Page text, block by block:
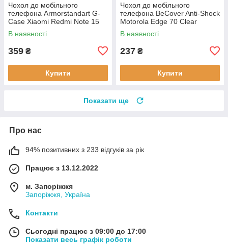
Чохол до мобільного
телефона Armorstandart G-
Case Xiaomi Redmi Note 15
4G Black (ARM89695)
В наявності
359 ₴
Купити
Чохол до мобільного
телефона BeCover Anti-Shock
Motorola Edge 70 Clear
(715069)
В наявності
237 ₴
Купити
Показати ще
Про нас
94% позитивних з 233 відгуків за рік
Працює з 13.12.2022
м. Запоріжжя
Запоріжжя, Україна
Контакти
Сьогодні працює з 09:00 до 17:00
Показати весь графік роботи